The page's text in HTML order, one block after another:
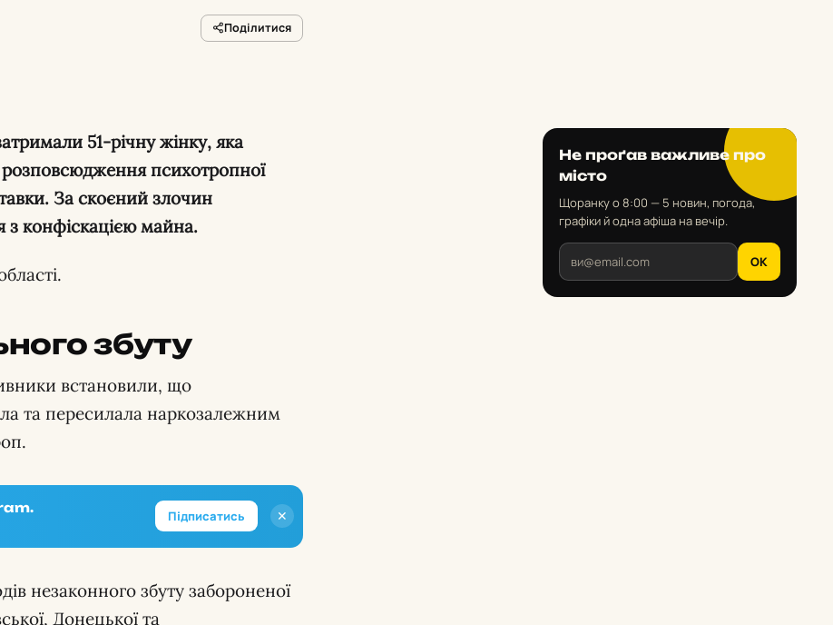
Поділитися
51-річну жінку, яка
психотропної
За скоєний злочин
з конфіскацією майна.
збуту
встановили, що
та пересилала наркозалежним
✕
Підписатись
незаконного збуту забороненої
Донецької та
Не проґав важливе про
місто
Щоранку о 8:00 — 5 новин, погода,
графіки й одна афіша на вечір.
OK